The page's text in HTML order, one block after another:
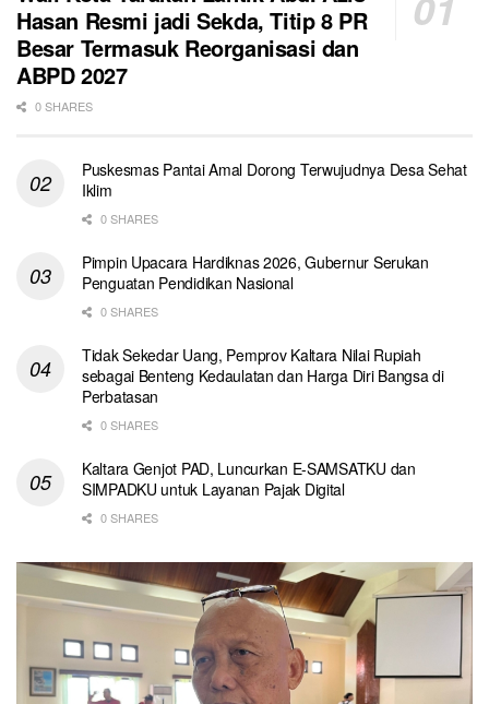
Hasan Resmi jadi Sekda, Titip 8 PR
Besar Termasuk Reorganisasi dan
ABPD 2027
0 SHARES
Puskesmas Pantai Amal Dorong Terwujudnya Desa Sehat
Iklim
0 SHARES
Pimpin Upacara Hardiknas 2026, Gubernur Serukan
Penguatan Pendidikan Nasional
0 SHARES
Tidak Sekedar Uang, Pemprov Kaltara Nilai Rupiah
sebagai Benteng Kedaulatan dan Harga Diri Bangsa di
Perbatasan
0 SHARES
Kaltara Genjot PAD, Luncurkan E-SAMSATKU dan
SIMPADKU untuk Layanan Pajak Digital
0 SHARES